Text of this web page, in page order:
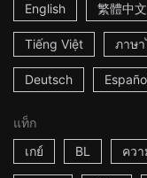
English
繁體中文
Tiếng Việt ภาษา
Deutsch
แท็ก
เกย์
BL คว